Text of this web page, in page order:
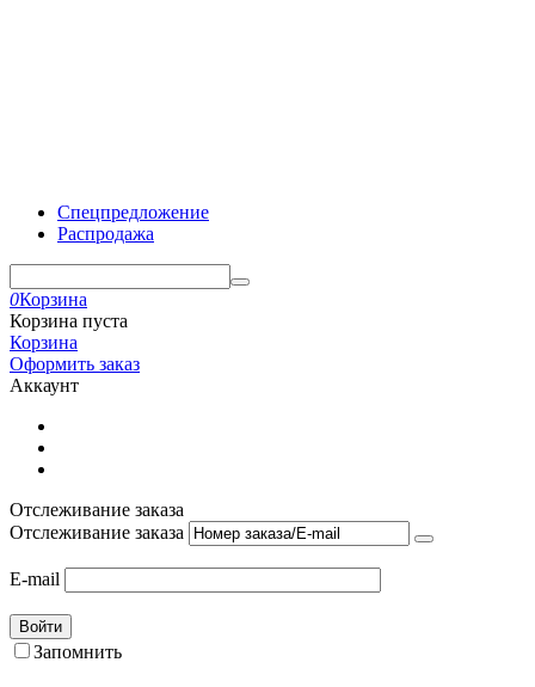
Спецпредложение
Распродажа
0Корзина
Корзина пуста
Корзина
Оформить заказ
Аккаунт
Отслеживание заказа
Отслеживание заказа
E-mail
Войти
Запомнить